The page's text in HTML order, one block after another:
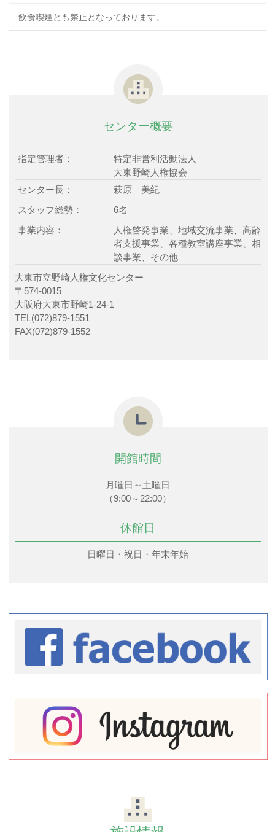
飲食喫煙とも禁止となっております。
センター概要
指定管理者：
特定非営利活動法人
大東野崎人権協会
センター長：
萩原 美紀
スタッフ総勢：
6名
事業内容：
人権啓発事業、地域交流事業、高齢
者支援事業、各種教室講座事業、相
談事業、その他
大東市立野崎人権文化センター
〒574-0015
大阪府大東市野崎1-24-1
TEL(072)879-1551
FAX(072)879-1552
開館時間
月曜日～土曜日
（9:00～22:00）
休館日
日曜日・祝日・年末年始